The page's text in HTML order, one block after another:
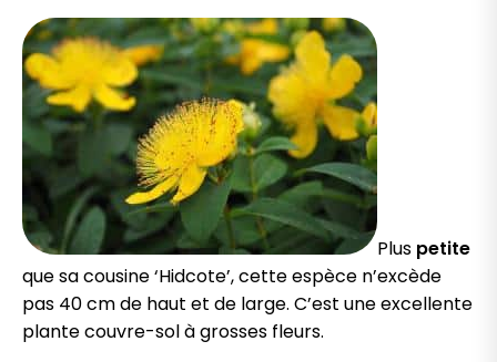
Plus petite
que sa cousine ‘Hidcote’, cette espèce n’excède
pas 40 cm de haut et de large. C’est une excellente
plante couvre-sol à grosses fleurs.